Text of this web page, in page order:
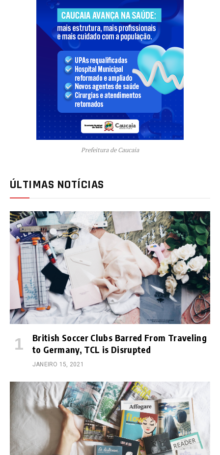
Prefeitura de Caucaia
ÚLTIMAS NOTÍCIAS
British Soccer Clubs Barred From Traveling
to Germany, TCL is Disrupted
JANEIRO 15, 2021